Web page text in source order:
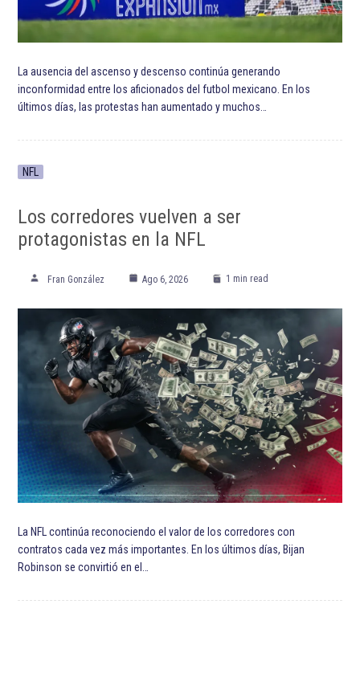
La ausencia del ascenso y descenso continúa generando
inconformidad entre los aficionados del futbol mexicano. En los
últimos días, las protestas han aumentado y muchos…
NFL
Los corredores vuelven a ser
protagonistas en la NFL
Fran González Ago 6, 2026 1 min read
La NFL continúa reconociendo el valor de los corredores con
contratos cada vez más importantes. En los últimos días, Bijan
Robinson se convirtió en el…